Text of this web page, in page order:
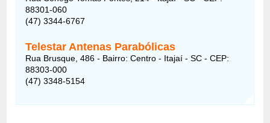
88301-060
(47) 3344-6767
Telestar Antenas Parabólicas
Rua Brusque, 486 - Bairro: Centro - Itajaí - SC - CEP:
88303-000
(47) 3348-5154